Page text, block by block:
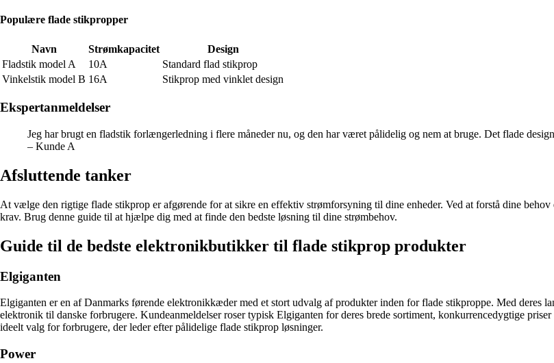
Populære flade stikpropper
Navn Strømkapacitet
Design
Fladstik model A
10A
Standard flad stikprop
Vinkelstik model B 16A Stikprop med vinklet design
Ekspertanmeldelser
Jeg har brugt en fladstik forlængerledning i flere måneder nu, og den har været pålidelig og nem at bruge. Det flade
– Kunde A
Afsluttende tanker
At vælge den rigtige flade stikprop er afgørende for at sikre en effektiv strømforsyning til dine enheder. Ved at forstå dine
krav. Brug denne guide til at hjælpe dig med at finde den bedste løsning til dine strømbehov.
Guide til de bedste elektronikbutikker til flade stikprop produkter
Elgiganten
Elgiganten er en af Danmarks førende elektronikkæder med et stort udvalg af produkter inden for flade stikproppe. Med deres
elektronik til danske forbrugere. Kundeanmeldelser roser typisk Elgiganten for deres brede sortiment, konkurrencedygtige
ideelt valg for forbrugere, der leder efter pålidelige flade stikprop løsninger.
Power